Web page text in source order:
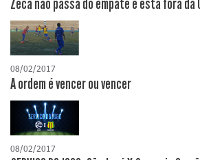
Zeca não passa do empate e está fora da
08/02/2017
A ordem é vencer ou vencer
08/02/2017